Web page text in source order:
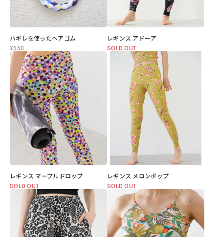
ハギレを使ったヘアゴム
¥550
レギンス アドーア
SOLD OUT
レギンス マーブルドロップ
SOLD OUT
レギンス メロンポップ
SOLD OUT